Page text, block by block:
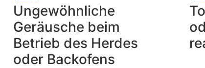
Ungewöhnliche
Geräusche beim
Betrieb des Herdes
oder Backofens